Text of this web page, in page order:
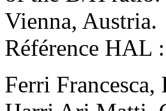
Vienna, Austria.
Référence HAL :
Ferri Francesca,